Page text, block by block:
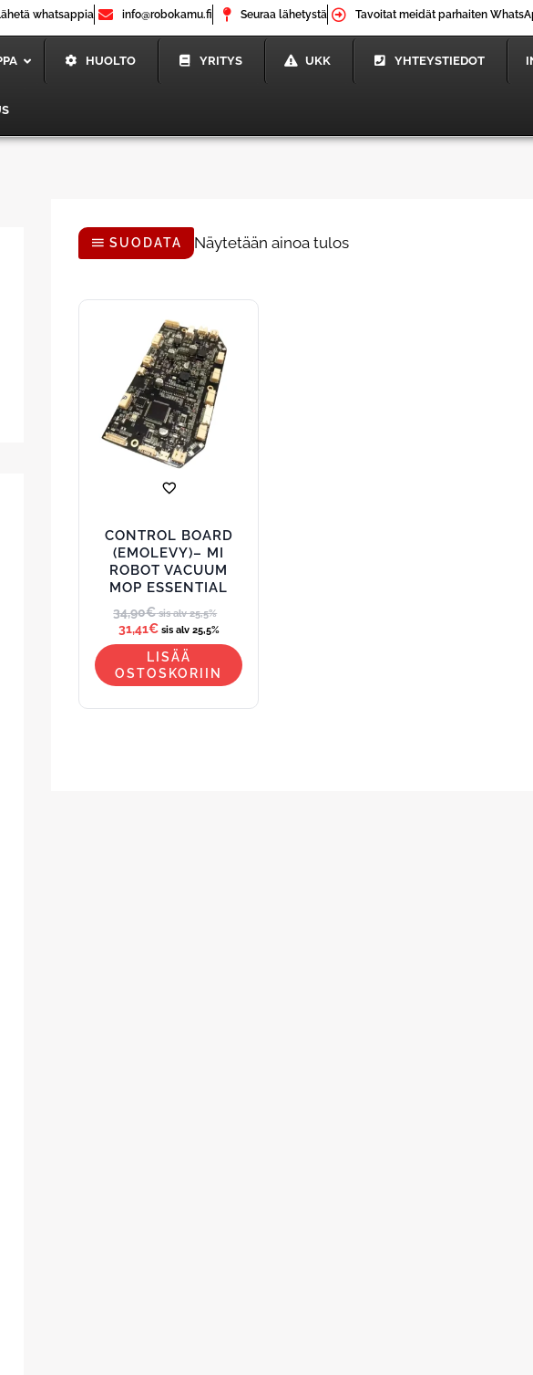
whatsappia info@robokamu.fi Seuraa lähetystä Tavoitat meidät parhaiten
HUOLTO YRITYS UKK YHTEYSTIEDOT
SUODATA Näytetään ainoa tulos
CONTROL BOARD
(EMOLEVY)– MI
ROBOT VACUUM
MOP ESSENTIAL
34,90€ sis alv 25,5%
31,41€ sis alv 25,5%
LISÄÄ
OSTOSKORIIN